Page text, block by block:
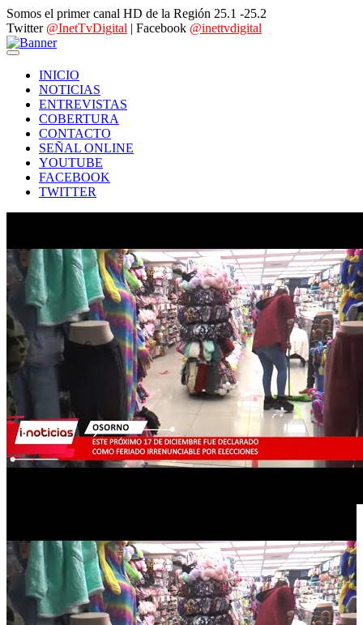
Somos el primer canal HD de la Región 25.1 -25.2
Twitter @InetTvDigital | Facebook @inettvdigital
INICIO
NOTICIAS
ENTREVISTAS
COBERTURA
CONTACTO
SEÑAL ONLINE
YOUTUBE
FACEBOOK
TWITTER